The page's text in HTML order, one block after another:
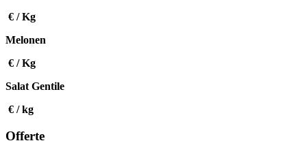
€ / Kg
Melonen
€ / Kg
Salat Gentile
€ / kg
Offerte